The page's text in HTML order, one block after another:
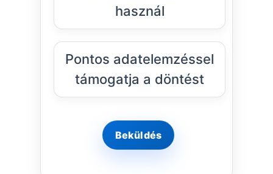
használ
Pontos adatelemzéssel
támogatja a döntést